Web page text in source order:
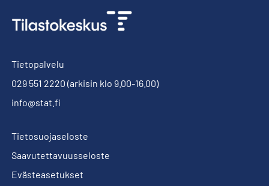
Tietopalvelu
029 551 2220 (arkisin klo 9.00-16.00)
info@stat.fi
Tietosuojaseloste
Saavutettavuusseloste
Evästeasetukset